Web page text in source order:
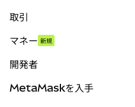
取引
パーペチュアル
RWA
マネー 新規
開発者
MetaMaskを入手